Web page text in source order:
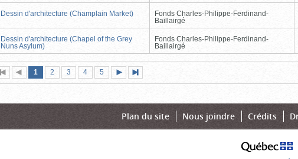
Dessin d'architecture (Champlain Market)
Fonds Charles-Philippe-Ferdinand-
Baillairgé
Dessin d'architecture (Chapel of the Grey
Nuns Asylum)
Fonds Charles-Philippe-Ferdinand-
Baillairgé
Première
page
Page
précédente
Page
1 (page
actuelle)
Page
2 Page
3 Page
4 Page
5
suivante
page
Plan du site Nous joindre Crédits